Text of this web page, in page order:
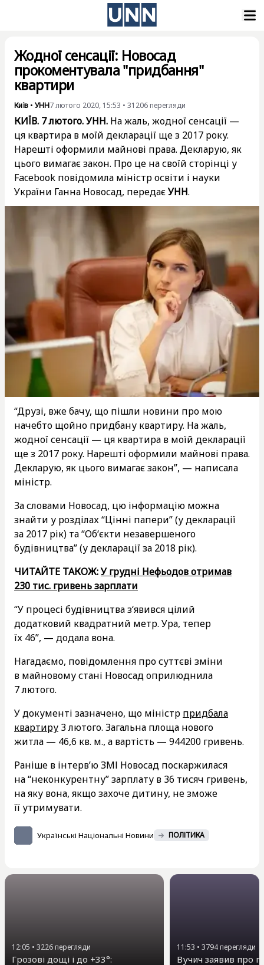
Жодної сенсації: Новосад
прокоментувала "придбання"
квартири
Київ • УНН7 лютого 2020, 15:53 • 31206 перегляди
КИЇВ. 7 лютого. УНН. На жаль, жодної сенсації —
ця квартира в моїй декларації ще з 2017 року.
Нарешті оформили майнові права. Декларую, як
цього вимагає закон. Про це на своїй сторінці у
Facebook повідомила міністр освіти і науки
України Ганна Новосад, передаєУНН.
“Друзі, вже бачу, що пішли новини про мою
начебто щойно придбану квартиру. На жаль,
жодної сенсації — ця квартира в моїй декларації
ще з 2017 року. Нарешті оформили майнові права.
Декларую, як цього вимагає закон”, — написала
міністр.
За словами Новосад, цю інформацію можна
знайти у розділах “Цінні папери” (у декларації
за 2017 рік) та “Об‘єкти незавершеного
будівництва” (у декларації за 2018 рік).
ЧИТАЙТЕ ТАКОЖ:У грудні Нефьодов отримав
230 тис. гривень зарплати
“У процесі будівництва з‘явився цілий
додатковий квадратний метр. Ура, тепер
їх 46”, — додала вона.
Нагадаємо, повідомлення про суттєві зміни
в майновому стані Новосад оприлюднила
7 лютого.
У документі зазначено, що міністр придбала
квартиру 3 лютого. Загальна площа нового
житла — 46,6 кв. м., а вартість — 944200 гривень.
Раніше в інтерв’ю ЗМІ Новосад поскаржилася
на “неконкурентну” зарплату в 36 тисяч гривень,
на яку вона, якщо захоче дитину, не зможе
її утримувати.
Українські Національні Новини ПОЛІТИКА
12:05 • 3226перегляди
Грозові дощі і до +33°:
11:53 • 3794перегляди
Вучич заявив про